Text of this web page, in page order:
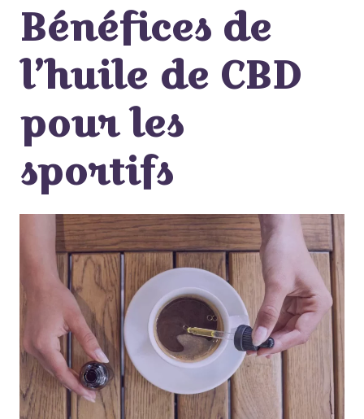
Bénéfices de
l’huile de CBD
pour les
sportifs